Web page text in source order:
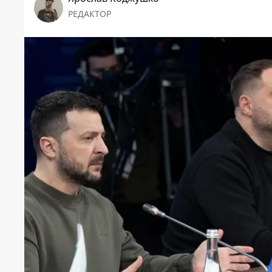
РЕДАКТОР